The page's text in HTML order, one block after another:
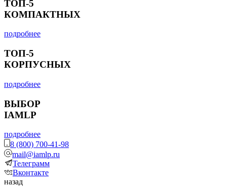
ТОП-5
КОМПАКТНЫХ
подробнее
ТОП-5
КОРПУСНЫХ
подробнее
ВЫБОР
IAMLP
подробнее
8 (800) 700-41-98
mail@iamlp.ru
Телеграмм
Вконтакте
назад